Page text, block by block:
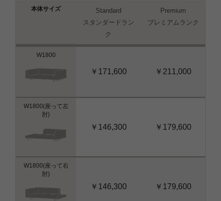
本体サイズ
Standard
スタンダードラン
ク
Premium
プレミアムランク
W1800
￥171,600 ￥211,000
W1800(座って左
肘)
￥146,300 ￥179,600
W1800(座って右
肘)
￥146,300 ￥179,600